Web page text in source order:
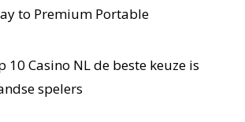
to Premium Portable
10 Casino NL de beste keuze is
spelers